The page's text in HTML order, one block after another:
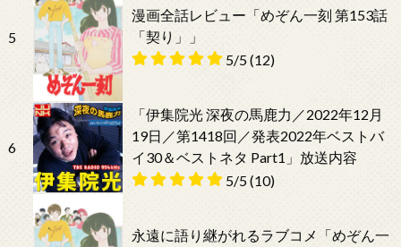
5
漫画全話レビュー「めぞん一刻 第153話
「契り」」
5/5(12)
6
「伊集院光 深夜の馬鹿力／2022年12月
19日／第1418回／発表2022年ベストバ
イ30＆ベストネタ Part1」放送内容
5/5(10)
永遠に語り継がれるラブコメ「めぞん一